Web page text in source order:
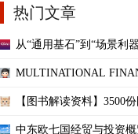
热门文章
从“通用基石”到“场景利
MULTINATIONAL
【图书解读资料】3500
中东欧七国经贸与投资